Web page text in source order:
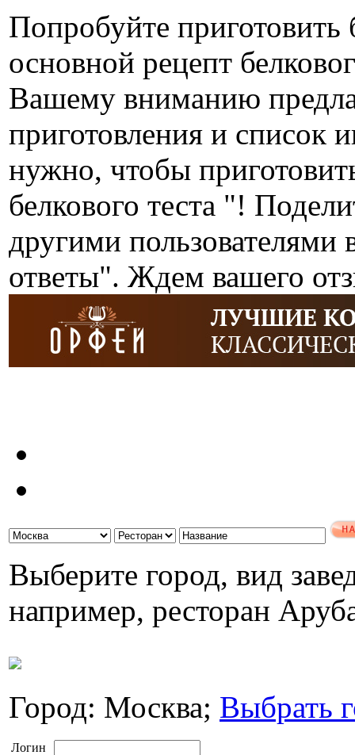
Попробуйте
основной рецепт
Вашему вниманию
приготовления и список
нужно, чтобы
белкового теста "!
другими
ответы". Ждем вашего
Выберите город, вид
например, ресторан
Город: Москва; Выбрать
Логин